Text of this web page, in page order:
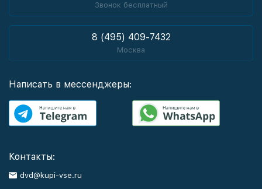
Звонок бесплатный
8 (495) 409-7432
Москва
Написать в мессенджеры:
Контакты:
dvd@kupi-vse.ru